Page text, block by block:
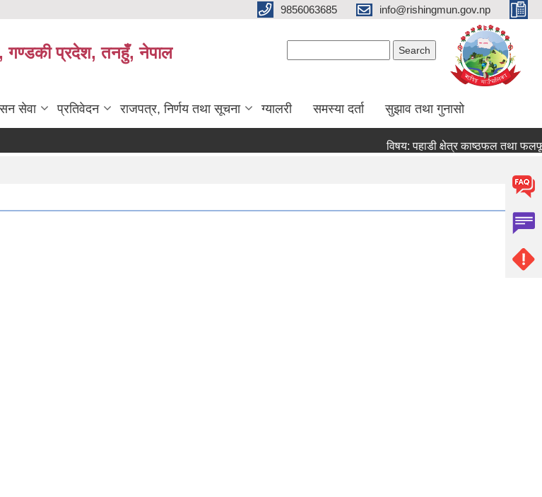
9856063685 info@rishingmun.gov.np
गण्डकी प्रदेश, तनहुँ, नेपाल
सेवा प्रतिवेदन राजपत्र, निर्णय तथा सूचना ग्यालरी समस्या दर्ता सुझाव तथा गुनासो
विषय: पहाडी क्षेत्र काष्ठफल तथा